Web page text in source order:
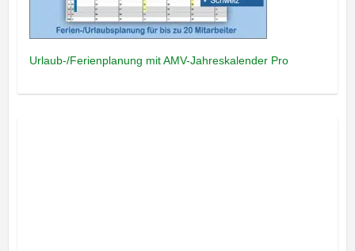
Urlaub-/Ferienplanung mit AMV-Jahreskalender Pro